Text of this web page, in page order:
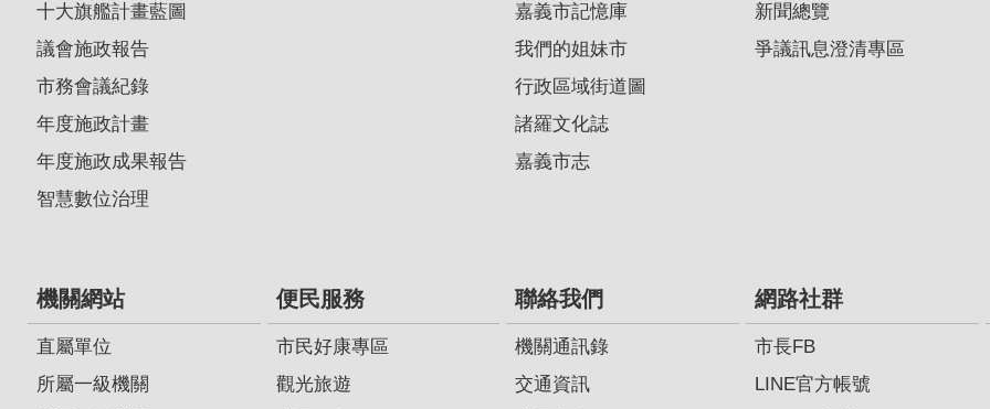
十大旗艦計畫藍圖
議會施政報告
市務會議紀錄
年度施政計畫
年度施政成果報告
智慧數位治理
嘉義市記憶庫
我們的姐妹市
行政區域街道圖
諸羅文化誌
嘉義市志
新聞總覽
爭議訊息澄清專區
機關網站
直屬單位
所屬一級機關
便民服務
市民好康專區
觀光旅遊
聯絡我們
機關通訊錄
交通資訊
網路社群
市長FB
LINE官方帳號